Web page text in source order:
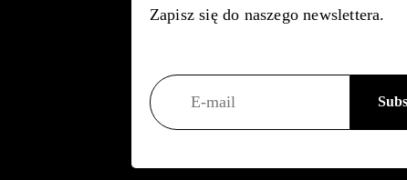
Zapisz się do naszego newslettera.